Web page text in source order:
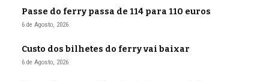
Passe do ferry passa de 114 para 110 euros
6 de Agosto, 2026
Custo dos bilhetes do ferry vai baixar
6 de Agosto, 2026